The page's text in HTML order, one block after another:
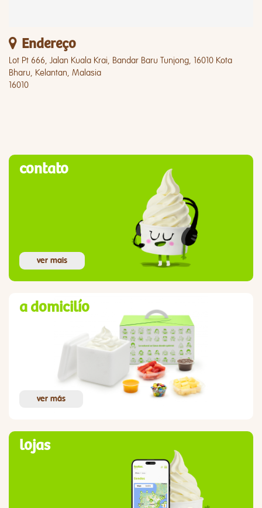
Endereço
Lot Pt 666, Jalan Kuala Krai, Bandar Baru Tunjong, 16010 Kota
Bharu, Kelantan, Malasia
16010
contato
ver mais
a domicilío
ver más
lojas